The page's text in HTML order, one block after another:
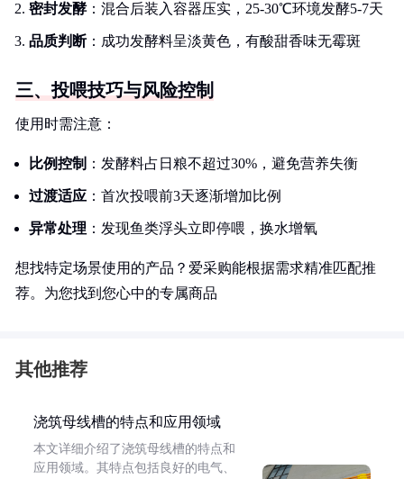
密封发酵：混合后装入容器压实，25-30℃环境发酵5-7天
品质判断：成功发酵料呈淡黄色，有酸甜香味无霉斑
三、投喂技巧与风险控制
使用时需注意：
比例控制 ：发酵料占日粮不超过30%，避免营养失衡
过渡适应 ：首次投喂前3天逐渐增加比例
异常处理 ：发现鱼类浮头立即停喂，换水增氧
想找特定场景使用的产品？爱采购能根据需求精准匹配推
荐。为您找到您心中的专属商品
其他推荐
浇筑母线槽的特点和应用领域
本文详细介绍了浇筑母线槽的特点和
应用领域。其特点包括良好的电气、